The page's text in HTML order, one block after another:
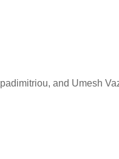
and Umesh